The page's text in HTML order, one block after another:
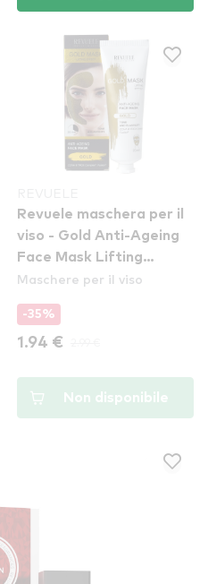
Revuele maschera per il
viso - Gold Anti-Ageing
Face Mask Lifting
Effect // Prodotti con
difetto
Maschere per il viso
-35%
1.94 €
Non disponibile